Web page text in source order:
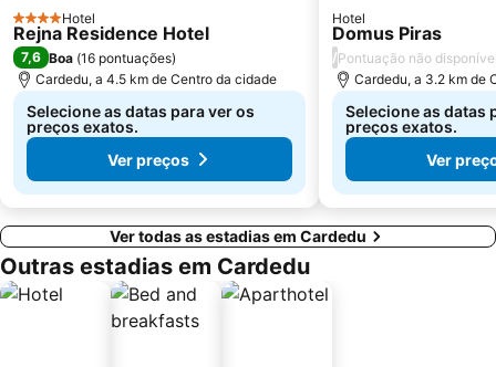
4 Estrelas
Hotel
Rejna Residence Hotel
7,6 Boa (16 pontuações)
Cardedu, a 4.5 km de Centro da cidade
Selecione as datas para ver os
preços exatos.
Ver preços
Hotel
Domus Piras
/Pontuação não
Cardedu, a 3.2 km de
Selecione as datas
preços exatos.
Ver
Ver todas as estadias em Cardedu
Outras estadias em Cardedu